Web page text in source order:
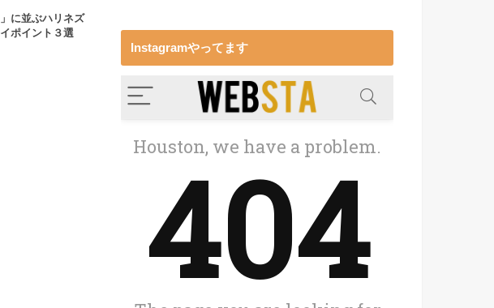
」に並ぶハリネズ
ポイント３選
Instagramやってます